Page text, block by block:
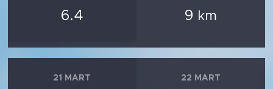
6.4 9 km
21 MART 22 MART